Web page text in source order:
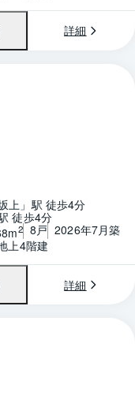
詳細
間取り
上」駅 徒歩4分
徒歩4分
2 8戸 2026年7月築
上4階建
詳細